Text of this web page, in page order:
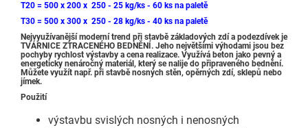
T20 = 500 x 200 x 250 - 25 kg/ks - 60 ks na paletě
T30 = 500 x 300 x 250 - 28 kg/ks - 40 ks na paletě
Nejvyužívanější moderní trend při stavbě základových zdí a podezdívek je
TVÁRNICE ZTRACENÉHO BEDNĚNÍ. Jeho největšími výhodami jsou bez
pochyby rychlost výstavby a cena realizace. Využívá beton jako pevný a
energeticky nenáročný materiál, který se nalije do připraveného bednění.
Můžete využít např. při stavbě nosných stěn, opěrných zdí, sklepů nebo
jímek.
Použití
výstavbu svislých nosných i nenosných